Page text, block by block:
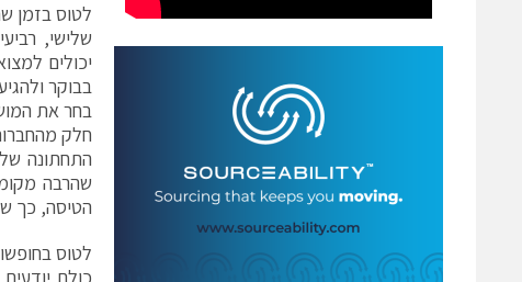
לטוס בזמן
שלישי,
יכולים
בבוקר
בחר את
חלק
התחתונה
שהרבה
הטיסה, כך
לטוס